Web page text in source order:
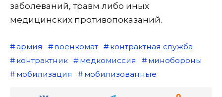
заболеваний, травм либо иных
медицинских противопоказаний.
армия военкомат
контрактная служба
контрактник
медкомиссия
минобороны
мобилизация
мобилизованные